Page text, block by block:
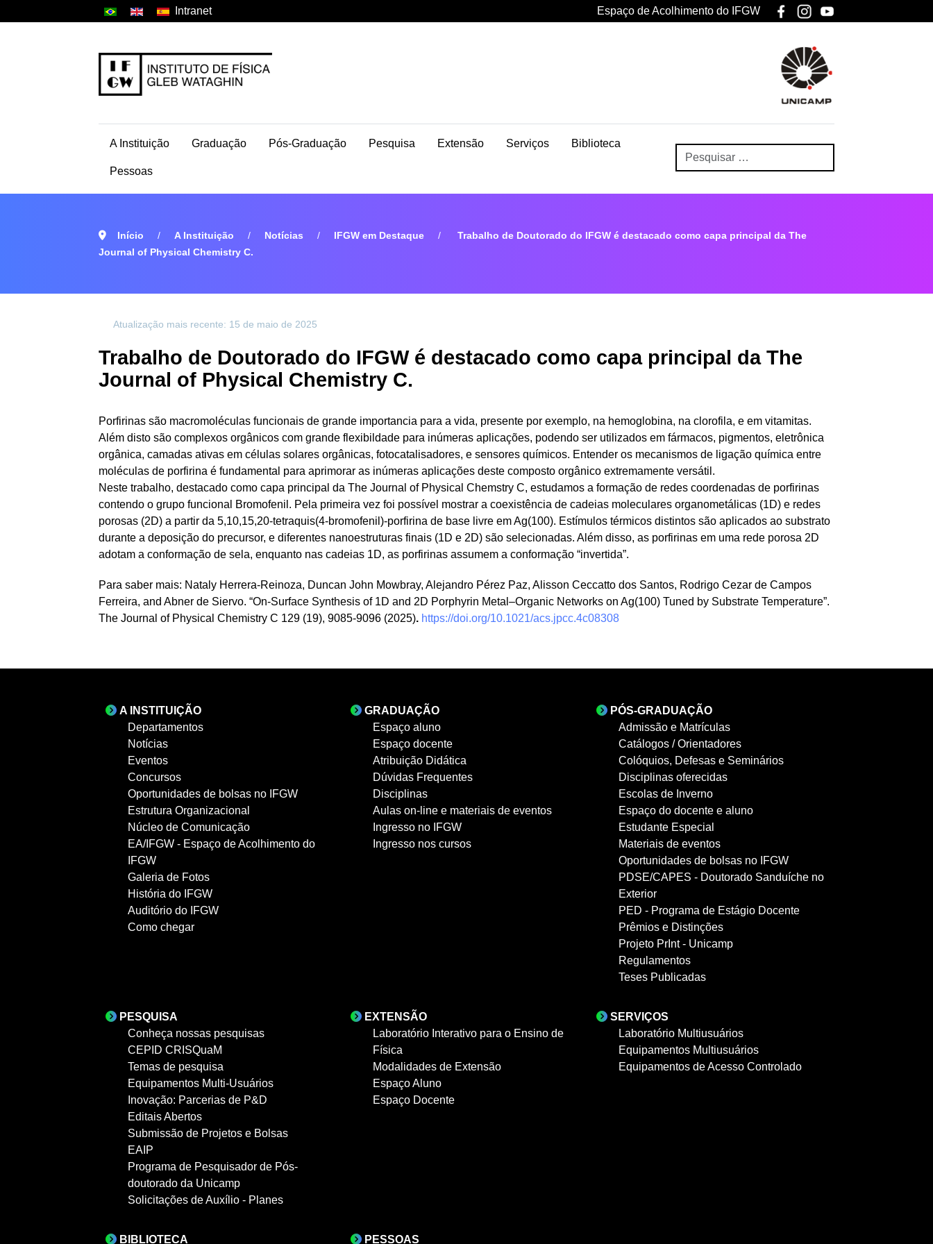
Intranet Espaço de Acolhimento do IFGW
A Instituição Graduação Pós-Graduação Pesquisa Extensão Serviços Biblioteca
Pessoas
Início A Instituição Notícias IFGW em Destaque
Trabalho de Doutorado do IFGW é destacado como capa principal da The
Journal of Physical Chemistry C.
Atualização mais recente: 15 de maio de 2025
Trabalho de Doutorado do IFGW é destacado como capa principal da The
Journal of Physical Chemistry C.
Porfirinas são macromoléculas funcionais de grande importancia para a vida, presente por exemplo, na hemoglobina, na clorofila, e em vitamitas.
Além disto são complexos orgânicos com grande flexibildade para inúmeras aplicações, podendo ser utilizados em fármacos, pigmentos, eletrônica
orgânica, camadas ativas em células solares orgânicas, fotocatalisadores, e sensores químicos. Entender os mecanismos de ligação química entre
moléculas de porfirina é fundamental para aprimorar as inúmeras aplicações deste composto orgânico extremamente versátil.
Neste trabalho, destacado como capa principal da The Journal of Physical Chemstry C, estudamos a formação de redes coordenadas de porfirinas
contendo o grupo funcional Bromofenil. Pela primeira vez foi possível mostrar a coexistência de cadeias moleculares organometálicas (1D) e redes
porosas (2D) a partir da 5,10,15,20-tetraquis(4-bromofenil)-porfirina de base livre em Ag(100). Estímulos térmicos distintos são aplicados ao substrato
durante a deposição do precursor, e diferentes nanoestruturas finais (1D e 2D) são selecionadas. Além disso, as porfirinas em uma rede porosa 2D
adotam a conformação de sela, enquanto nas cadeias 1D, as porfirinas assumem a conformação “invertida”.
Para saber mais: Nataly Herrera-Reinoza, Duncan John Mowbray, Alejandro Pérez Paz, Alisson Ceccatto dos Santos, Rodrigo Cezar de Campos
Ferreira, and Abner de Siervo. “On-Surface Synthesis of 1D and 2D Porphyrin Metal–Organic Networks on Ag(100) Tuned by Substrate Temperature”.
The Journal of Physical Chemistry C 129 (19), 9085-9096 (2025). https://doi.org/10.1021/acs.jpcc.4c08308
A INSTITUIÇÃO
Departamentos
Notícias
Eventos
Concursos
Oportunidades de bolsas no IFGW
Estrutura Organizacional
Núcleo de Comunicação
EA/IFGW - Espaço de Acolhimento do
IFGW
Galeria de Fotos
História do IFGW
Auditório do IFGW
Como chegar
GRADUAÇÃO
Espaço aluno
Espaço docente
Atribuição Didática
Dúvidas Frequentes
Disciplinas
Aulas on-line e materiais de eventos
Ingresso no IFGW
Ingresso nos cursos
PÓS-GRADUAÇÃO
Admissão e Matrículas
Catálogos / Orientadores
Colóquios, Defesas e Seminários
Disciplinas oferecidas
Escolas de Inverno
Espaço do docente e aluno
Estudante Especial
Materiais de eventos
Oportunidades de bolsas no IFGW
PDSE/CAPES - Doutorado Sanduíche no
Exterior
PED - Programa de Estágio Docente
Prêmios e Distinções
Projeto PrInt - Unicamp
Regulamentos
Teses Publicadas
PESQUISA
Conheça nossas pesquisas
CEPID CRISQuaM
Temas de pesquisa
Equipamentos Multi-Usuários
Inovação: Parcerias de P&D
Editais Abertos
Submissão de Projetos e Bolsas
EAIP
Programa de Pesquisador de Pós-
doutorado da Unicamp
Solicitações de Auxílio - Planes
EXTENSÃO
Laboratório Interativo para o Ensino de
Física
Modalidades de Extensão
Espaço Aluno
Espaço Docente
SERVIÇOS
Laboratório Multiusuários
Equipamentos Multiusuários
Equipamentos de Acesso Controlado
BIBLIOTECA
PESSOAS